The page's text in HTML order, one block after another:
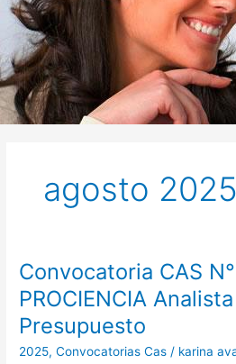
agosto 2025
Convocatoria CAS
PROCIENCIA
Presupuesto
2025,Convocatorias Cas / karina
Convocatoria
CAS
N°
017-
2025-